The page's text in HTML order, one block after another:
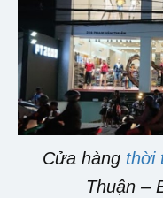
Cửa hàng thời
Thuận –